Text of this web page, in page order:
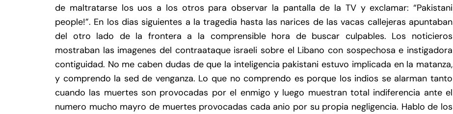
de maltratarse los uos a los otros para observar la pantalla de la TV y exclamar: “Pakistani
people!”. En los dias siguientes a la tragedia hasta las narices de las vacas callejeras apuntaban
del otro lado de la frontera a la comprensible hora de buscar culpables. Los noticieros
mostraban las imagenes del contraataque israeli sobre el Libano con sospechosa e instigadora
contiguidad. No me caben dudas de que la inteligencia pakistani estuvo implicada en la matanza,
y comprendo la sed de venganza. Lo que no comprendo es porque los indios se alarman tanto
cuando las muertes son provocadas por el enmigo y luego muestran total indiferencia ante el
numero mucho mayro de muertes provocadas cada anio por su propia negligencia. Hablo de los